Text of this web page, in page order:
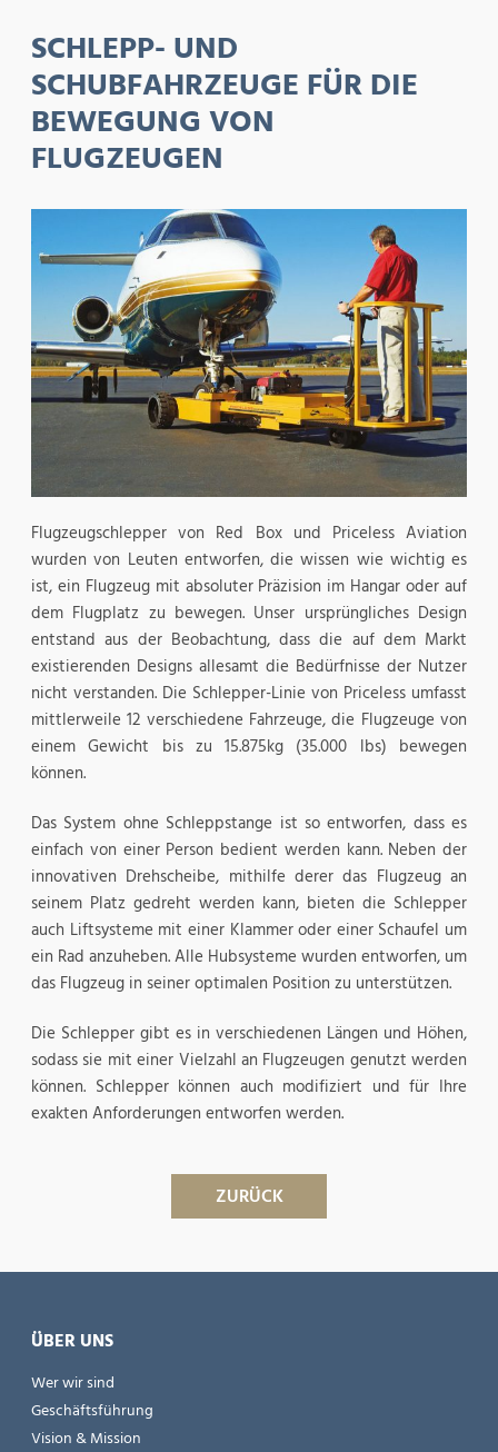
SCHLEPP- UND
SCHUBFAHRZEUGE FÜR DIE
BEWEGUNG VON
FLUGZEUGEN
Flugzeugschlepper von Red Box und Priceless Aviation
wurden von Leuten entworfen, die wissen wie wichtig es
ist, ein Flugzeug mit absoluter Präzision im Hangar oder auf
dem Flugplatz zu bewegen. Unser ursprüngliches Design
entstand aus der Beobachtung, dass die auf dem Markt
existierenden Designs allesamt die Bedürfnisse der Nutzer
nicht verstanden. Die Schlepper-Linie von Priceless umfasst
mittlerweile 12 verschiedene Fahrzeuge, die Flugzeuge von
einem Gewicht bis zu 15.875kg (35.000 lbs) bewegen
können.
Das System ohne Schleppstange ist so entworfen, dass es
einfach von einer Person bedient werden kann. Neben der
innovativen Drehscheibe, mithilfe derer das Flugzeug an
seinem Platz gedreht werden kann, bieten die Schlepper
auch Liftsysteme mit einer Klammer oder einer Schaufel um
ein Rad anzuheben. Alle Hubsysteme wurden entworfen, um
das Flugzeug in seiner optimalen Position zu unterstützen.
Die Schlepper gibt es in verschiedenen Längen und Höhen,
sodass sie mit einer Vielzahl an Flugzeugen genutzt werden
können. Schlepper können auch modifiziert und für Ihre
exakten Anforderungen entworfen werden.
ZURÜCK
ÜBER UNS
Wer wir sind
Geschäftsführung
Vision & Mission